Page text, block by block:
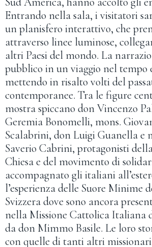
Entrando nella sala, i visitatori
un planisfero interattivo, che
attraverso linee luminose,
altri Paesi del mondo. La
pubblico in un viaggio nel tempo
mettendo in risalto volti del
contemporanee. Tra le figure
mostra spiccano don Vincenzo
Geremia Bonomelli, mons.
Scalabrini, don Luigi Guanella e
Saverio Cabrini, protagonisti
Chiesa e del movimento di
accompagnato gli italiani
l’esperienza delle Suore Minime
Svizzera dove sono ancora
nella Missione Cattolica Italiana
da don Mimmo Basile. Le loro
con quelle di tanti altri missionari